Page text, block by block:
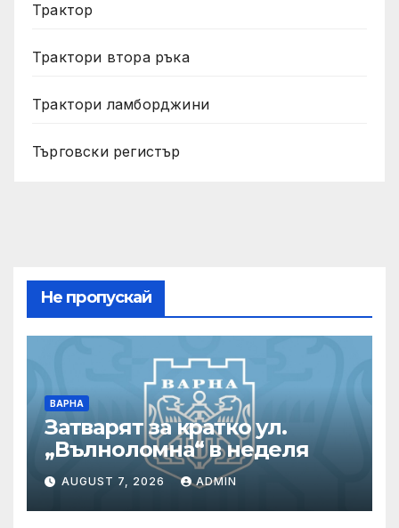
Трактор
Трактори втора ръка
Трактори ламборджини
Търговски регистър
Не пропускай
ВАРНА
Затварят за кратко ул.
„Вълноломна“ в неделя
AUGUST 7, 2026 ADMIN